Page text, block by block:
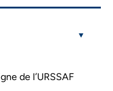
de l’URSSAF